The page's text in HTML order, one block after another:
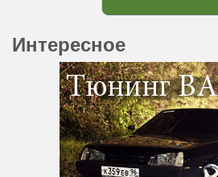
Интересное